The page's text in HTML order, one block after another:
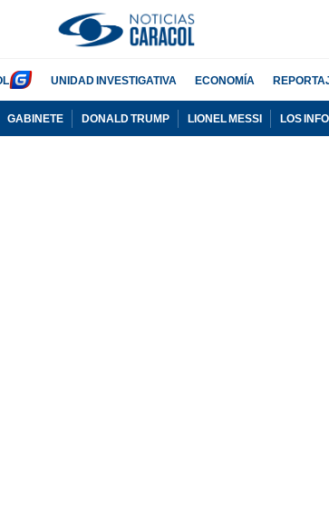
UNIDAD INVESTIGATIVA ECONOMÍA
GABINETE DONALD TRUMP LIONEL MESSI LOS